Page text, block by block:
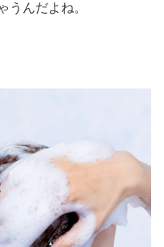
うんだよね。